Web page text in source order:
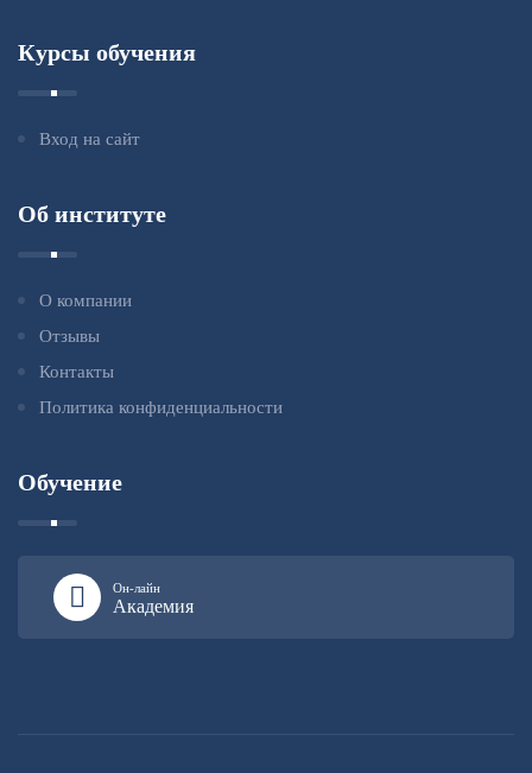
Курсы обучения
Вход на сайт
Об институте
О компании
Отзывы
Контакты
Политика конфиденциальности
Обучение
Он-лайн
Академия